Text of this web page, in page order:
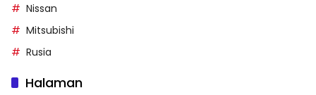
Nissan
Mitsubishi
Rusia
Halaman